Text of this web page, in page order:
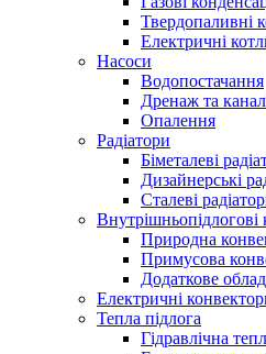
Твердопаливні
Електричні
Насоси
Водопостачання
Дренаж та
Опалення
Радіатори
Біметалеві
Дизайнерські
Сталеві
Внутрішньопідлогові
Природна
Примусова
Додаткове
Електричні
Тепла підлога
Гідравлічна